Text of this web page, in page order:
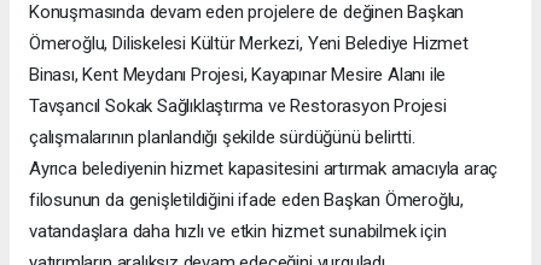
Konuşmasında devam eden projelere de değinen Başkan
Ömeroğlu, Diliskelesi Kültür Merkezi, Yeni Belediye Hizmet
Binası, Kent Meydanı Projesi, Kayapınar Mesire Alanı ile
Tavşancıl Sokak Sağlıklaştırma ve Restorasyon Projesi
çalışmalarının planlandığı şekilde sürdüğünü belirtti.
Ayrıca belediyenin hizmet kapasitesini artırmak amacıyla araç
filosunun da genişletildiğini ifade eden Başkan Ömeroğlu,
vatandaşlara daha hızlı ve etkin hizmet sunabilmek için